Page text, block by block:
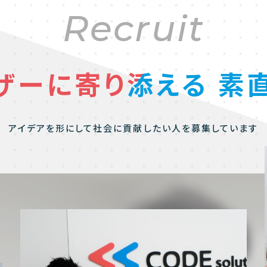
Recruit
ーに寄り添える 素
アイデアを形にして社会に貢献したい人を募集しています